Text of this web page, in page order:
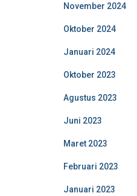
November 2024
Oktober 2024
Januari 2024
Oktober 2023
Agustus 2023
Juni 2023
Maret 2023
Februari 2023
Januari 2023